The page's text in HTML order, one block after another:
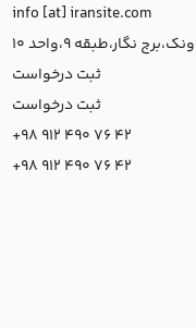
info [at] iransite.com
نگار،طبقه 9،واحد 10
ثبت درخواست
ثبت درخواست
+98 912 490 76 42
+98 912 490 76 42